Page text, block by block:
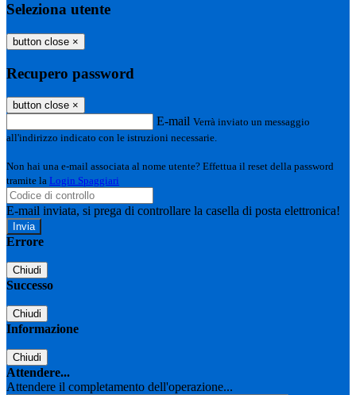
Seleziona utente
button close ×
Recupero password
button close ×
E-mail Verrà inviato un messaggio
all'indirizzo indicato con le istruzioni necessarie.
Non hai una e-mail associata al nome utente? Effettua il reset della password
tramite la Login Spaggiari
E-mail inviata, si prega di controllare la casella di posta elettronica!
Errore
Chiudi
Successo
Chiudi
Informazione
Chiudi
Attendere...
Attendere il completamento dell'operazione...